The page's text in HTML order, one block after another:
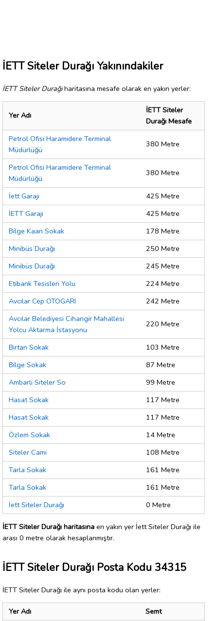
İETT Siteler Durağı Yakınındakiler
İETT Siteler Durağıharitasına mesafe olarak en yakın yerler:
Yer Adı
İETT Siteler
Durağı Mesafe
Petrol Ofisi Haramidere Terminal
Müdürlüğü
380 Metre
Petrol Ofisi Haramidere Terminal
Müdürlüğü
380 Metre
İett Garajı
425 Metre
İETT Garajı
425 Metre
Bilge Kaan Sokak
178 Metre
Minibüs Durağı
250 Metre
Minibüs Durağı
245 Metre
Etibank Tesisleri Yolu
224 Metre
Avcılar Cep OTOGARI
242 Metre
Avcılar Belediyesi Cihangir Mahallesi
Yolcu Aktarma İstasyonu
220 Metre
Birtan Sokak
103 Metre
Bilge Sokak
87 Metre
Ambarlı Siteler So
99 Metre
Hasat Sokak
117 Metre
Hasat Sokak
117 Metre
Özlem Sokak
14 Metre
Siteler Cami
108 Metre
Tarla Sokak
161 Metre
Tarla Sokak
161 Metre
İett Siteler Durağı
0 Metre
İETT Siteler Durağı haritasına en yakın yer İett Siteler Durağı ile
arası 0 metre olarak hesaplanmıştır.
İETT Siteler Durağı Posta Kodu 34315
İETT Siteler Durağı ile aynı posta kodu olan yerler:
Yer Adı
Semt